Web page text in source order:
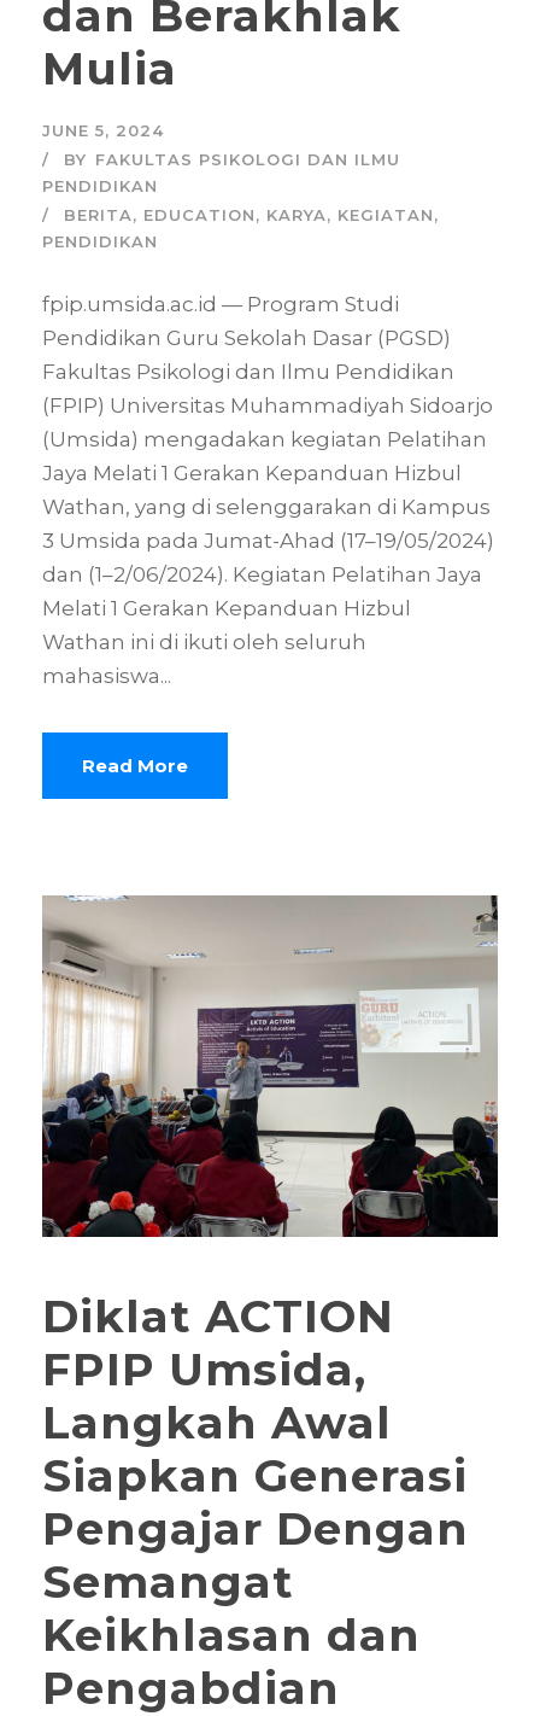
dan Berakhlak
Mulia
JUNE 5, 2024
BY FAKULTAS PSIKOLOGI DAN ILMU
PENDIDIKAN
BERITA, EDUCATION, KARYA, KEGIATAN,
PENDIDIKAN
fpip.umsida.ac.id — Program Studi
Pendidikan Guru Sekolah Dasar (PGSD)
Fakultas Psikologi dan Ilmu Pendidikan
(FPIP) Universitas Muhammadiyah Sidoarjo
(Umsida) mengadakan kegiatan Pelatihan
Jaya Melati 1 Gerakan Kepanduan Hizbul
Wathan, yang di selenggarakan di Kampus
3 Umsida pada Jumat-Ahad (17–19/05/2024)
dan (1–2/06/2024). Kegiatan Pelatihan Jaya
Melati 1 Gerakan Kepanduan Hizbul
Wathan ini di ikuti oleh seluruh
mahasiswa...
Read More
Diklat ACTION
FPIP Umsida,
Langkah Awal
Siapkan Generasi
Pengajar Dengan
Semangat
Keikhlasan dan
Pengabdian